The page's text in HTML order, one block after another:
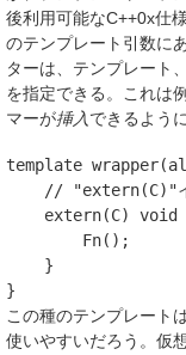
後利用可能なC++0x仕
のテンプレート引数に
ターは、テンプレート
を指定できる。これは
マーが挿入 できるよう
template wrapper(
// "extern(C)"イ
extern(C) void
Fn();
}
}
この種のテンプレート
使いやすいだろう。仮